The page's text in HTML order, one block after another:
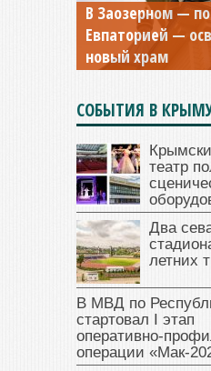
В Заозерном —
Евпаторией —
новый храм
Мужской
и Дамиана в
открыт для
СОБЫТИЯ В
театр
Два
летних
В МВД по
стартовал I этап
операции